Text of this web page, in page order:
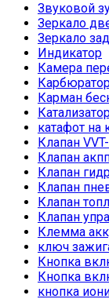
Звуковой
Зеркало
Зеркало
Индикатор
Камера
Карман
катафот на
Клапан
Клапан
Клапан
Клапан
Клапан
Клапан
Клемма
ключ
Кнопка
Кнопка
кнопка